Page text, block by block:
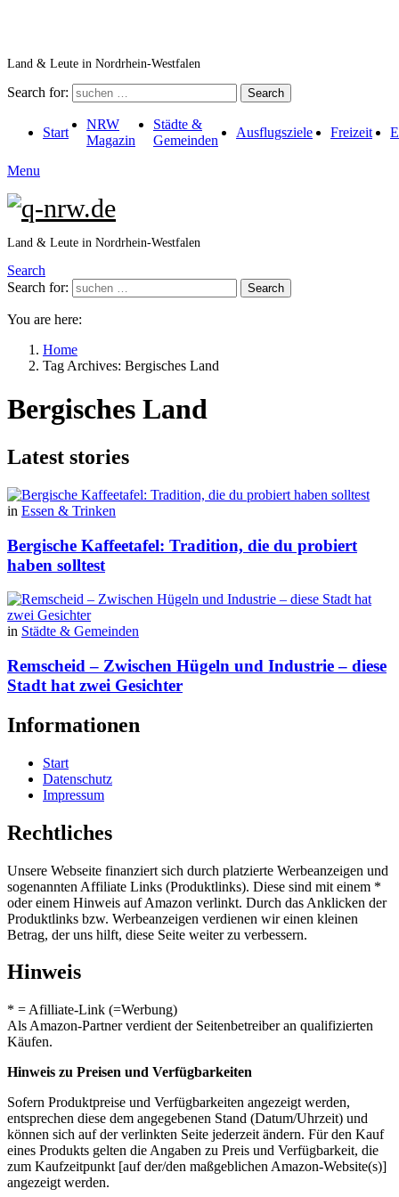
Land & Leute in Nordrhein-Westfalen
Search for: Search
Start
NRW
Magazin
Städte &
Gemeinden
Ausflugsziele Freizeit
Menu
Land & Leute in Nordrhein-Westfalen
Search
Search for:
Search
You are here:
Home
Tag Archives: Bergisches Land
Bergisches Land
Latest stories
in Essen & Trinken
Bergische Kaffeetafel: Tradition, die du probiert
haben solltest
in Städte & Gemeinden
Remscheid – Zwischen Hügeln und Industrie – diese
Stadt hat zwei Gesichter
Informationen
Start
Datenschutz
Impressum
Rechtliches
Unsere Webseite finanziert sich durch platzierte Werbeanzeigen und
sogenannten Affiliate Links (Produktlinks). Diese sind mit einem *
oder einem Hinweis auf Amazon verlinkt. Durch das Anklicken der
Produktlinks bzw. Werbeanzeigen verdienen wir einen kleinen
Betrag, der uns hilft, diese Seite weiter zu verbessern.
Hinweis
* = Afilliate-Link (=Werbung)
Als Amazon-Partner verdient der Seitenbetreiber an qualifizierten
Käufen.
Hinweis zu Preisen und Verfügbarkeiten
Sofern Produktpreise und Verfügbarkeiten angezeigt werden,
entsprechen diese dem angegebenen Stand (Datum/Uhrzeit) und
können sich auf der verlinkten Seite jederzeit ändern. Für den Kauf
eines Produkts gelten die Angaben zu Preis und Verfügbarkeit, die
zum Kaufzeitpunkt [auf der/den maßgeblichen Amazon-Website(s)]
angezeigt werden.